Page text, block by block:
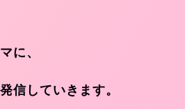
に、
信していきます。